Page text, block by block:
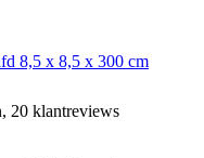
8,5 x 8,5 x 300 cm
20 klantreviews